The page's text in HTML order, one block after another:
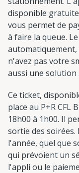
disponible
vous permet de
à faire la queue.
automatiquement,
n'avez pas votre
aussi une solution
Ce ticket,
place au P+R CFL
18h00 à 1h00. Il
sortie des
l'année, quel que
qui prévoient un
l'appli ou le